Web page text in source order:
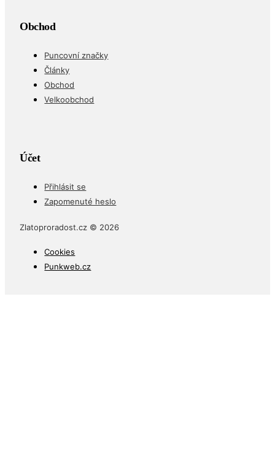
Obchod
Puncovní značky
Články
Obchod
Velkoobchod
Účet
Přihlásit se
Zapomenuté heslo
Zlatoproradost.cz © 2026
Cookies
Punkweb.cz